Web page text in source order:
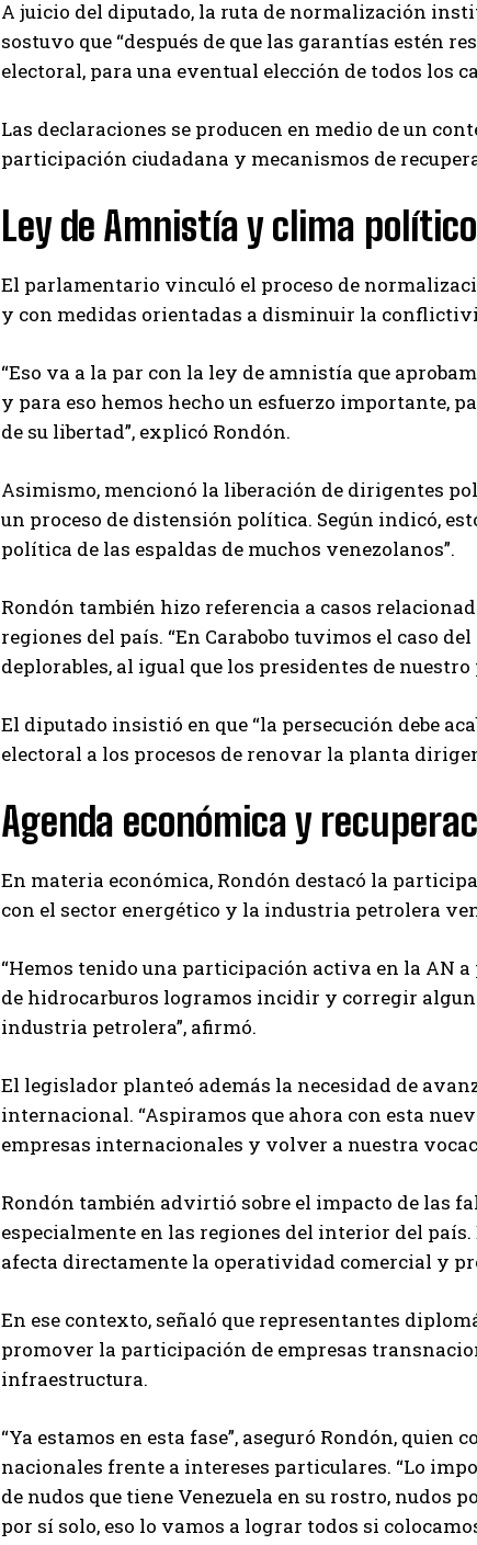
A juicio del diputado, la ruta de normalización
sostuvo que “después de que las garantías estén
electoral, para una eventual elección de todos los
Las declaraciones se producen en medio de un
participación ciudadana y mecanismos de
Ley de Amnistía y clima político
El parlamentario vinculó el proceso de
y con medidas orientadas a disminuir la
“Eso va a la par con la ley de amnistía que
y para eso hemos hecho un esfuerzo importante,
de su libertad”, explicó Rondón.
Asimismo, mencionó la liberación de dirigentes
un proceso de distensión política. Según indicó,
política de las espaldas de muchos venezolanos”.
Rondón también hizo referencia a casos
regiones del país. “En Carabobo tuvimos el caso
deplorables, al igual que los presidentes de
El diputado insistió en que “la persecución debe
electoral a los procesos de renovar la planta
Agenda económica y
En materia económica, Rondón destacó la
con el sector energético y la industria petrolera
“Hemos tenido una participación activa en la AN a
de hidrocarburos logramos incidir y corregir
industria petrolera”, afirmó.
El legislador planteó además la necesidad de
internacional. “Aspiramos que ahora con esta
empresas internacionales y volver a nuestra
Rondón también advirtió sobre el impacto de las
especialmente en las regiones del interior del
afecta directamente la operatividad comercial y
En ese contexto, señaló que representantes
promover la participación de empresas
infraestructura.
“Ya estamos en esta fase”, aseguró Rondón,
nacionales frente a intereses particulares. “Lo
de nudos que tiene Venezuela en su rostro, nudos
por sí solo, eso lo vamos a lograr todos si